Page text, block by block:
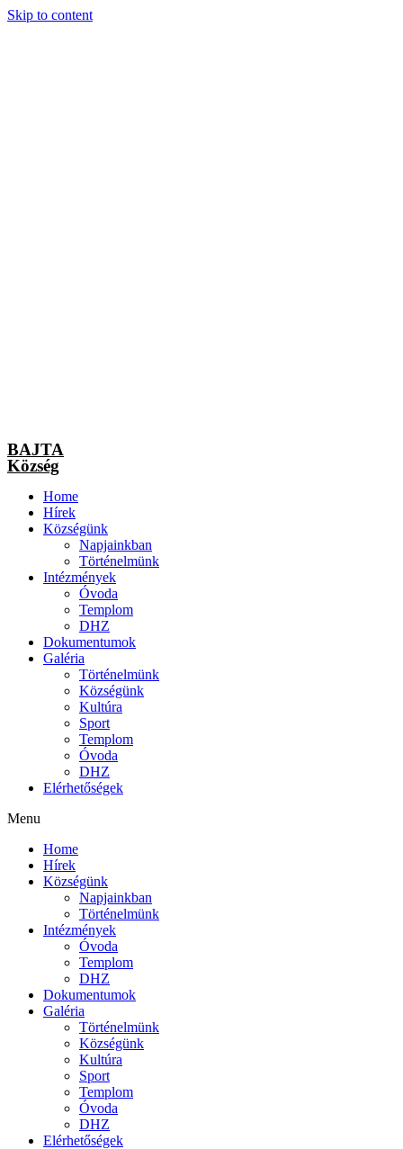
Skip to content
BAJTA
Község
Home
Hírek
Községünk
Napjainkban
Történelmünk
Intézmények
Óvoda
Templom
DHZ
Dokumentumok
Galéria
Történelmünk
Községünk
Kultúra
Sport
Templom
Óvoda
DHZ
Elérhetőségek
Menu
Home
Hírek
Községünk
Napjainkban
Történelmünk
Intézmények
Óvoda
Templom
DHZ
Dokumentumok
Galéria
Történelmünk
Községünk
Kultúra
Sport
Templom
Óvoda
DHZ
Elérhetőségek